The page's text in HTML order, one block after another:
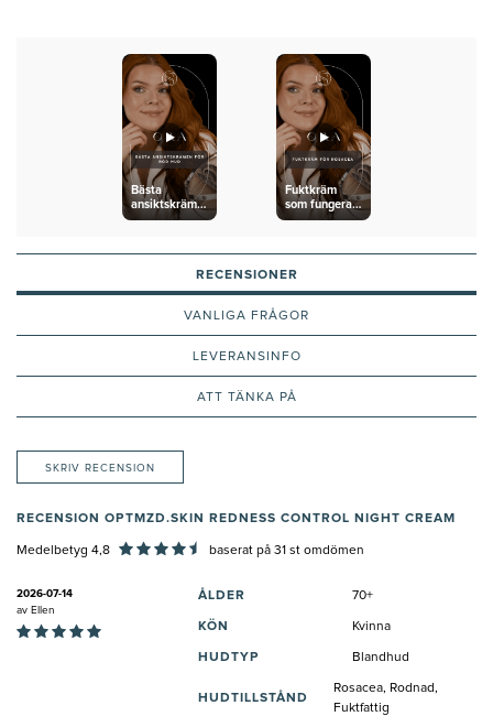
Bästa
ansiktskrämen
för röd hud
Fuktkräm
som fungerar
vid
RECENSIONER
VANLIGA FRÅGOR
LEVERANSINFO
ATT TÄNKA PÅ
SKRIV RECENSION
RECENSION OPTMZD.SKIN REDNESS CONTROL NIGHT CREAM
Medelbetyg 4,8 baserat på 31 st omdömen
2026-07-14
av Ellen
ÅLDER 70+
KÖN Kvinna
HUDTYP Blandhud
HUDTILLSTÅND
Rosacea, Rodnad,
Fuktfattig